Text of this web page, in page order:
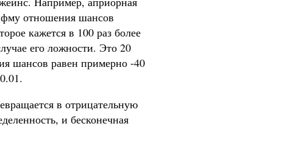
отношения шансов
кажется в 100 раз более
его ложности. Это 20
шансов равен примерно -40
в отрицательную
и бесконечная